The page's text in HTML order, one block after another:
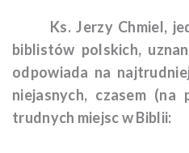
Ks. Jerzy Chmiel,
biblistów polskich,
odpowiada na
niejasnych, czasem (na
trudnych miejsc w Biblii: